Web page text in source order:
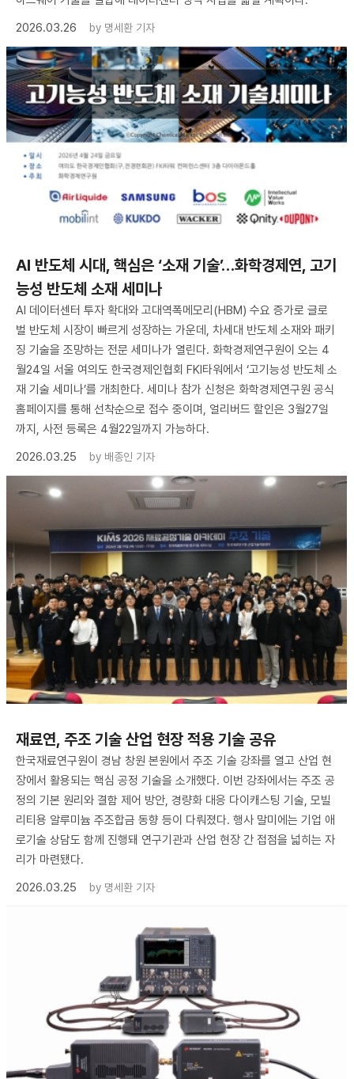
2026.03.26
by 명세환 기자
AI 반도체 시대, 핵심은 ‘소재 기술’…화학경제연, 고기
능성 반도체 소재 세미나
AI 데이터센터 투자 확대와 고대역폭메모리(HBM) 수요 증가로 글로
벌 반도체 시장이 빠르게 성장하는 가운데, 차세대 반도체 소재와 패키
징 기술을 조망하는 전문 세미나가 열린다. 화학경제연구원이 오는 4
월24일 서울 여의도 한국경제인협회 FKI타워에서 ‘고기능성 반도체 소
재 기술 세미나’를 개최한다. 세미나 참가 신청은 화학경제연구원 공식
홈페이지를 통해 선착순으로 접수 중이며, 얼리버드 할인은 3월27일
까지, 사전 등록은 4월22일까지 가능하다.
2026.03.25
by 배종인 기자
재료연, 주조 기술 산업 현장 적용 기술 공유
한국재료연구원이 경남 창원 본원에서 주조 기술 강좌를 열고 산업 현
장에서 활용되는 핵심 공정 기술을 소개했다. 이번 강좌에서는 주조 공
정의 기본 원리와 결함 제어 방안, 경량화 대응 다이캐스팅 기술, 모빌
리티용 알루미늄 주조합금 동향 등이 다뤄졌다. 행사 말미에는 기업 애
로기술 상담도 함께 진행돼 연구기관과 산업 현장 간 접점을 넓히는 자
리가 마련됐다.
2026.03.25
by 명세환 기자